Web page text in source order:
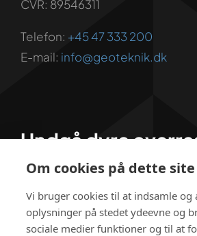
CVR: 89546311
Telefon: +45 47 333 200
E-mail: info@geoteknik.dk
Undgå dyre
Download vores gratis guide
Om cookies på dette site
Vi bruger cookies til at indsamle og
oplysninger på stedet ydeevne og
sociale medier funktioner og til at